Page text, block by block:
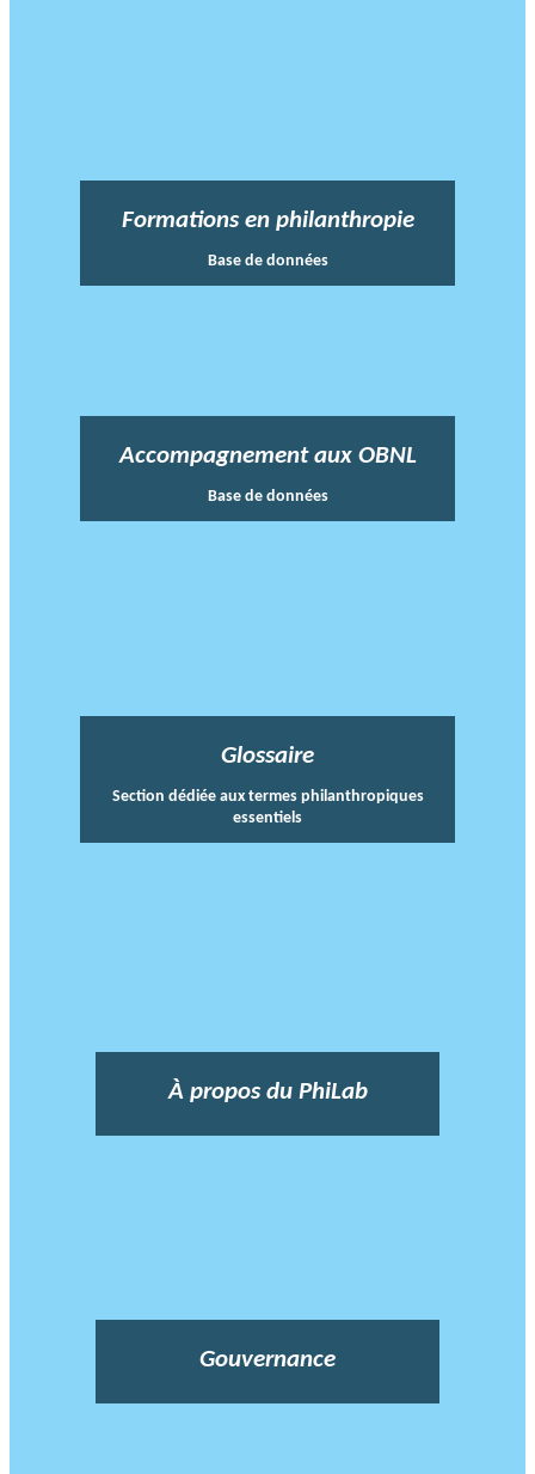
Formations en philanthropie
Base de données
Accompagnement aux OBNL
Base de données
Glossaire
Section dédiée aux termes philanthropiques
essentiels
À propos du PhiLab
Gouvernance